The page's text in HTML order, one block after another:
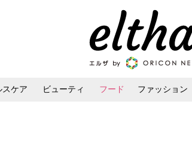
スケア ビューティ フード ファッション